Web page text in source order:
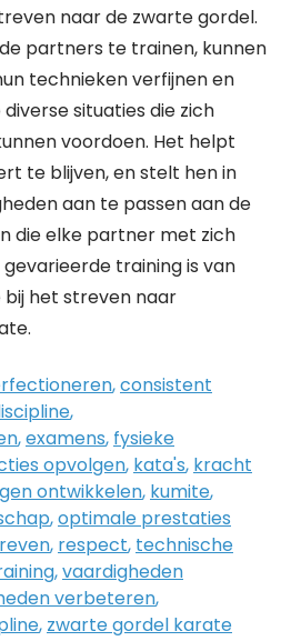
naar de zwarte gordel.
partners te trainen, kunnen
technieken verfijnen en
situaties die zich
voordoen. Het helpt
te blijven, en stelt hen in
aan te passen aan de
die elke partner met zich
training is van
het streven naar
,consistent
,
,examens, fysieke
opvolgen, kata's, kracht
ontwikkelen, kumite,
,optimale prestaties
, respect, technische
,vaardigheden
verbeteren,
, zwarte gordel karate